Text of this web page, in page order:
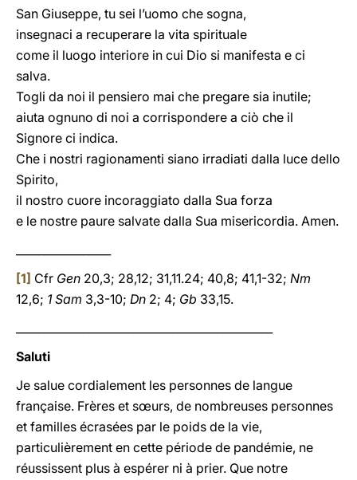
San Giuseppe, tu sei l’uomo che sogna,
insegnaci a recuperare la vita spirituale
come il luogo interiore in cui Dio si manifesta e ci
salva.
Togli da noi il pensiero mai che pregare sia inutile;
aiuta ognuno di noi a corrispondere a ciò che il
Signore ci indica.
Che i nostri ragionamenti siano irradiati dalla luce dello
Spirito,
il nostro cuore incoraggiato dalla Sua forza
e le nostre paure salvate dalla Sua misericordia. Amen.
[1] Cfr Gen 20,3; 28,12; 31,11.24; 40,8; 41,1-32; Nm
12,6; 1 Sam 3,3-10; Dn 2; 4; Gb 33,15.
Saluti
Je salue cordialement les personnes de langue
française. Frères et sœurs, de nombreuses personnes
et familles écrasées par le poids de la vie,
particulièrement en cette période de pandémie, ne
réussissent plus à espérer ni à prier. Que notre